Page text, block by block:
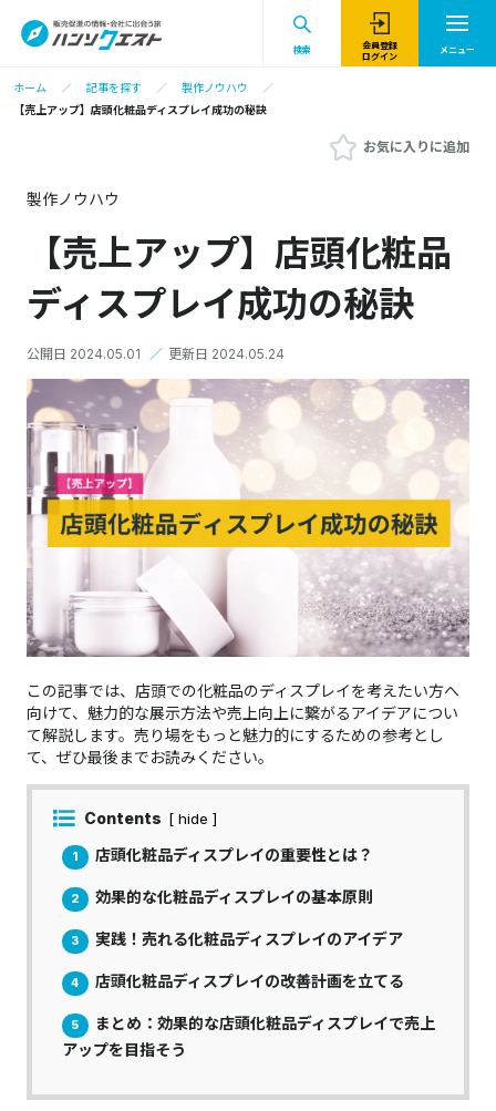
検索
会員登録
ログイン
メニュー
ホーム 記事を探す
製作ノウハウ
【売上アップ】店頭化粧品ディスプレイ成功の秘訣
お気に入りに追加
製作ノウハウ
【売上アップ】店頭化粧品
ディスプレイ成功の秘訣
公開日 2024.05.01 ／ 更新日 2024.05.24
この記事では、店頭での化粧品のディスプレイを考えたい方へ
向けて、魅力的な展示方法や売上向上に繋がるアイデアについ
て解説します。売り場をもっと魅力的にするための参考とし
て、ぜひ最後までお読みください。
Contents [ hide ]
1 店頭化粧品ディスプレイの重要性とは？
2 効果的な化粧品ディスプレイの基本原則
3 実践！売れる化粧品ディスプレイのアイデア
4 店頭化粧品ディスプレイの改善計画を立てる
5
まとめ：効果的な店頭化粧品ディスプレイで売上
アップを目指そう